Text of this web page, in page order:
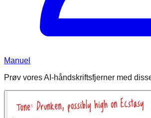
Manuel
Prøv vores AI-håndskriftsfjerner med